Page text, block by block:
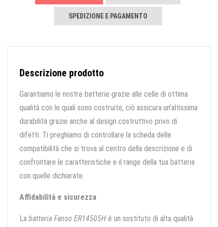
SPEDIZIONE E PAGAMENTO
Descrizione prodotto
Garantiamo le nostre batterie grazie alle celle di ottima
qualità con le quali sono costruite, ciò assicura un’altissima
durabilità grazie anche al design costruttivo privo di
difetti. Ti preghiamo di controllare la scheda delle
compatibilità che si trova al centro della descrizione e di
confrontare le caratteristiche e il range della tua batteria
con quelle dichiarate.
Affidabilità e sicurezza
La batteria Fanso ER14505H è un sostituto di alta qualità